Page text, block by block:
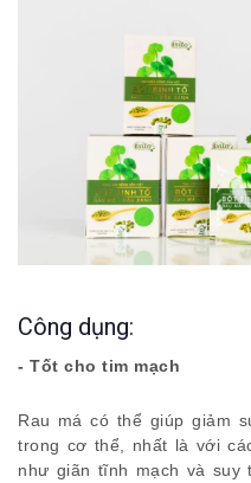
Công dụng:
- Tốt cho tim mạch
Rau má có thể giúp giảm
trong cơ thể, nhất là với
như giãn tĩnh mạch và